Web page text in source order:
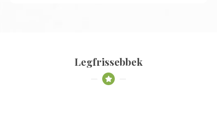
Legfrissebbek